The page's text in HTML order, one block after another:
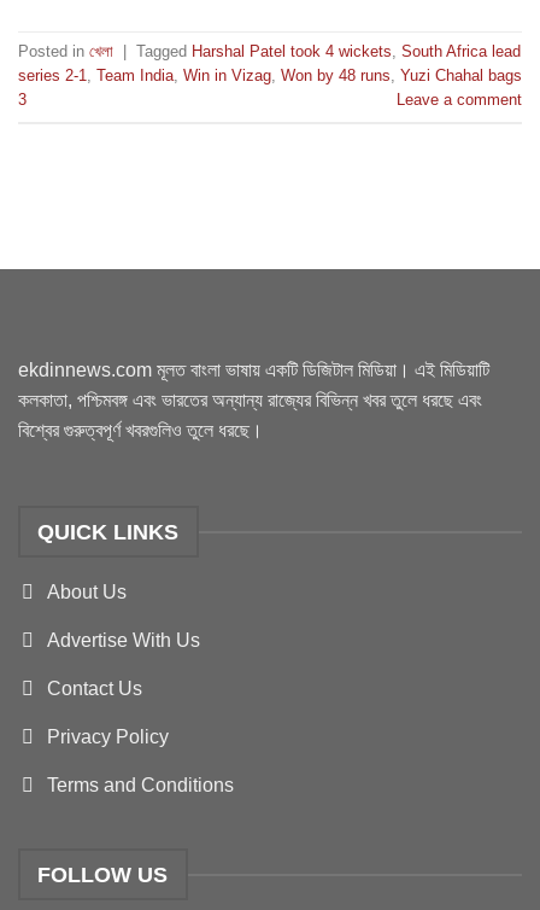
Posted in খেলা Tagged Harshal Patel took 4 wickets South Africa lead
series 2-1
Team India Win in Vizag Won by 48 runs Yuzi Chahal bags
3
Leave a comment
ekdinnews.com মূলত বাংলা ভাষায় একটি ডিজিটাল মিডিয়া। এই মিডিয়াটি
কলকাতা, পশ্চিমবঙ্গ এবং ভারতের অন্যান্য রাজ্যের বিভিন্ন খবর তুলে ধরছে এবং
বিশ্বের গুরুত্বপূর্ণ খবরগুলিও তুলে ধরছে।
QUICK LINKS
About Us
Advertise With Us
Contact Us
Privacy Policy
Terms and Conditions
FOLLOW US